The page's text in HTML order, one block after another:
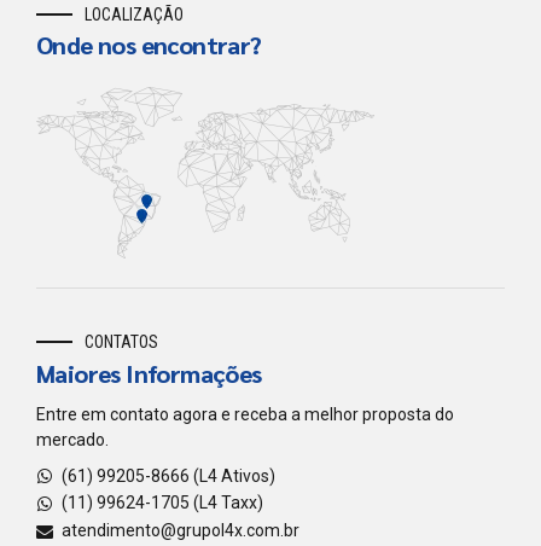
LOCALIZAÇÃO
Onde nos encontrar?
CONTATOS
Maiores Informações
Entre em contato agora e receba a melhor proposta do
mercado.
(61) 99205-8666 (L4 Ativos)
(11) 99624-1705 (L4 Taxx)
atendimento@grupol4x.com.br